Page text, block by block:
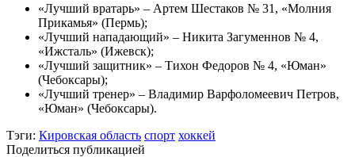
«Лучший вратарь» – Артем Шестаков № 31, «Молния
Прикамья» (Пермь);
«Лучший нападающий» – Никита Загуменнов № 4,
«Ижсталь» (Ижевск);
«Лучший защитник» – Тихон Федоров № 4, «Юман»
(Чебоксары);
«Лучший тренер» – Владимир Варфоломеевич Петров,
«Юман» (Чебоксары).
Тэги: Кировская область спорт хоккей
Поделиться публикацией